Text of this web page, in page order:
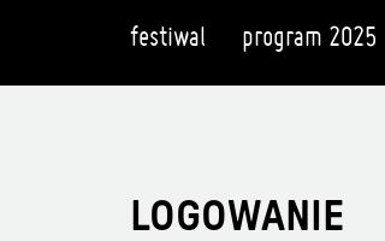
festiwal program 2025
LOGOWANIE